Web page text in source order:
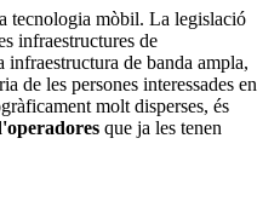
tecnologia mòbil. La legislació
infraestructures de
de banda ampla,
de les persones interessades en
molt disperses, és
que ja les tenen